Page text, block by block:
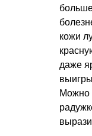
кожи
даже
Можно